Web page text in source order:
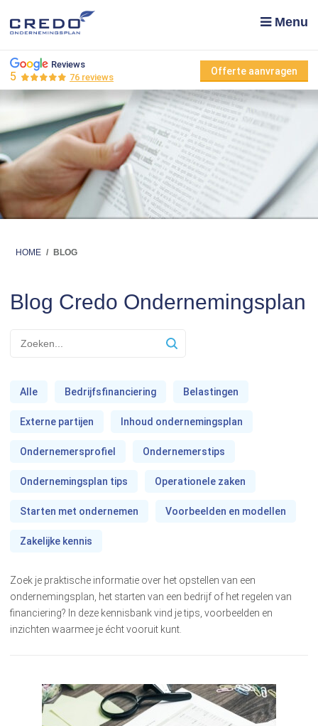
Menu
Reviews
5 76 reviews
Offerte aanvragen
HOME / BLOG
Blog Credo Ondernemingsplan
Alle Bedrijfsfinanciering Belastingen
Externe partijen Inhoud ondernemingsplan
Ondernemersprofiel Ondernemerstips
Ondernemingsplan tips Operationele zaken
Starten met ondernemen Voorbeelden en modellen
Zakelijke kennis
Zoek je praktische informatie over het opstellen van een
ondernemingsplan, het starten van een bedrijf of het regelen van
financiering? In deze kennisbank vind je tips, voorbeelden en
inzichten waarmee je écht vooruit kunt.